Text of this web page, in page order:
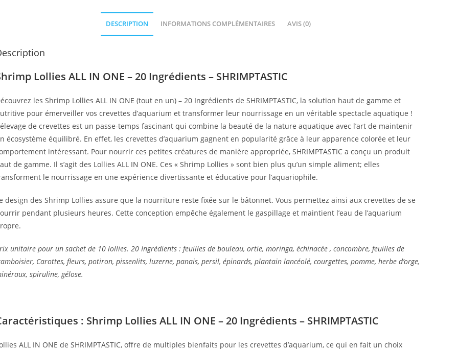
DESCRIPTION INFORMATIONS COMPLÉMENTAIRES AVIS (0)
Lollies ALL IN ONE – 20 Ingrédients – SHRIMPTASTIC
les Shrimp Lollies ALL IN ONE (tout en un) – 20 Ingrédients de SHRIMPTASTIC, la solution haut de gamme et
pour émerveiller vos crevettes d’aquarium et transformer leur nourrissage en un véritable spectacle aquatique !
de crevettes est un passe-temps fascinant qui combine la beauté de la nature aquatique avec l’art de maintenir
écosystème équilibré. En effet, les crevettes d’aquarium gagnent en popularité grâce à leur apparence colorée et leur
intéressant. Pour nourrir ces petites créatures de manière appropriée, SHRIMPTASTIC a conçu un produit
de gamme. Il s’agit des Lollies ALL IN ONE. Ces « Shrimp Lollies » sont bien plus qu’un simple aliment; elles
le nourrissage en une expérience divertissante et éducative pour l’aquariophile.
design des Shrimp Lollies assure que la nourriture reste fixée sur le bâtonnet. Vous permettez ainsi aux crevettes de se
pendant plusieurs heures. Cette conception empêche également le gaspillage et maintient l’eau de l’aquarium
unitaire pour un sachet de 10 lollies. 20 Ingrédients : feuilles de bouleau, ortie, moringa, échinacée , concombre, feuilles de
Carottes, fleurs, potiron, pissenlits, luzerne, panais, persil, épinards, plantain lancéolé, courgettes, pomme, herbe d’orge,
spiruline, gélose.
: Shrimp Lollies ALL IN ONE – 20 Ingrédients – SHRIMPTASTIC
ALL IN ONE de SHRIMPTASTIC, offre de multiples bienfaits pour les crevettes d’aquarium, ce qui en fait un choix